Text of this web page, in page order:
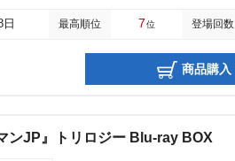
最高順位 7位 登場回数
商品購入
ンJP』トリロジー Blu-ray BOX